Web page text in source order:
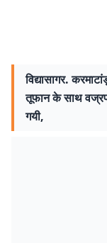
विद्यासागर.
तूफान के साथ
गयी,